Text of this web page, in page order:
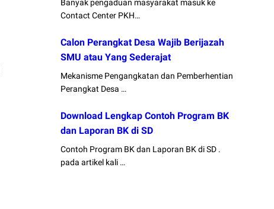
Banyak pengaduan masyarakat masuk ke
Contact Center PKH…
Calon Perangkat Desa Wajib Berijazah
SMU atau Yang Sederajat
Mekanisme Pengangkatan dan Pemberhentian
Perangkat Desa …
Download Lengkap Contoh Program BK
dan Laporan BK di SD
Contoh Program BK dan Laporan BK di SD .
pada artikel kali …